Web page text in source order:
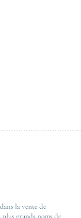
la vente de
grands noms de